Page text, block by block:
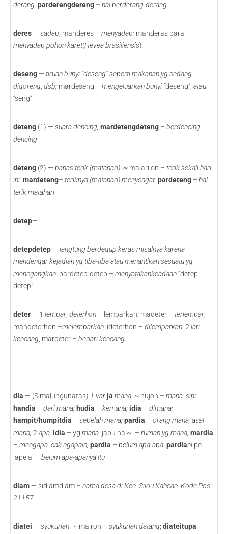
derang;parderengdereng –hal berderang-derang
deres — sadap; manderes – menyadap: manderas para –
menyadap pohon karet(Hevea brasiliensis)
deseng — tiruan bunyi “deseng” seperti makanan yg sedang
digoreng dsb; mardeseng – mengeluarkan bunyi “deseng”, atau
“seng”
deteng (1) — suara dencing;mardetengdeteng – berdencing-
dencing
deteng (2) — panas terik (matahari):~ ma ari on – terik sekali hari
ini;mardeteng– teriknya (matahari) menyengat;pardeteng – hal
terik matahari
detep—
detepdetep — jangtung berdegup kerasmisalnya karena
mendengar kejadian yg tiba-tiba atau menantikan sesuatu yg
menegangkan; pardetep-detep – menyatakankeadaan“detep-
detep”
deter — 1 lempar; deterhon – lemparkan; madeter – terlempar;
mandeterhon –melemparkan; ideterhon – dilemparkan; 2 lari
kencang; mardeter – berlari kencang
dia — (Simalungunatas) 1 varja mana: ~ hujon – mana, sini;
handia – dari mana; hudia – kemana;idia – dimana;
hampit/humpitdia – sebelah mana;pardia – orang mana, asal
mana;2 apa;idia – yg mana: jabu na ~ – rumah yg mana;mardia
– mengapa, cak ngapain;pardia – belum apa-apa:pardiani pe
lape ai – belum apa-apanya itu
diam — sidiamdiam – nama desa di Kec. Silou Kahean, Kode Pos
21157
diatei — syukurlah: ~ ma roh – syukurlah datang; diateitupa –